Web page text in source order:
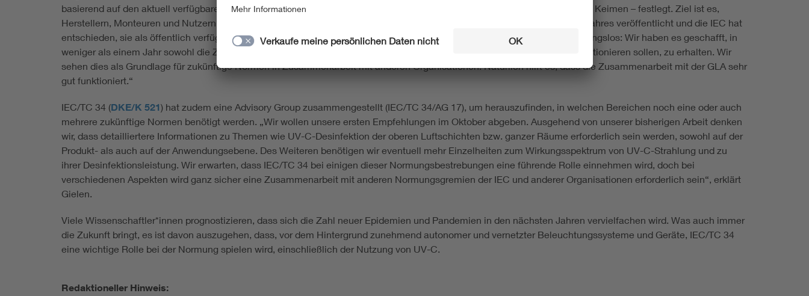
basierend auf den aktuell verfügbaren neuesten Informationen bezüglich der Verwendung von UV-C-Licht zur Abtötung von Keimen – festlegt. Ziel ist es,
Herstellern, Monteuren und Nutzern zu helfen, die Geräte sicher einzusetzen. Die GLA hat die Empfehlung im Mai letzten Jahres veröffentlicht und die IEC hat
entschieden, sie als öffentlich verfügbare Spezifikation zu übernehmen. Der Annahmeprozess verlief sehr schnell und reibungslos: Wir haben es geschafft, in
weniger als einem Jahr sowohl die Zustimmung von Seiten der GLA als auch der IEC bezüglich der PAS und wie wir sie positionieren sollen, zu erhalten. Wir
sehen dies als Grundlage für zukünftige Normen in Zusammenarbeit mit anderen Organisationen. Natürlich hilft es, dass die Zusammenarbeit mit der GLA sehr
gut funktioniert.“
IEC/TC 34 (DKE/K 521) hat zudem eine Advisory Group zusammengestellt (IEC/TC 34/AG 17), um herauszufinden, in welchen Bereichen noch eine oder auch
mehrere zukünftige Normen benötigt werden. „Wir wollen unsere ersten Empfehlungen im Oktober abgeben. Ausgehend von unserer bisherigen Arbeit denken
wir, dass detailliertere Informationen zu Themen wie UV-C-Desinfektion der oberen Luftschichten bzw. ganzer Räume erforderlich sein werden, sowohl auf der
Produkt- als auch auf der Anwendungsebene. Des Weiteren benötigen wir eventuell mehr Einzelheiten zum Wirkungsspektrum von UV-C-Strahlung und zu
ihrer Desinfektionsleistung. Wir erwarten, dass IEC/TC 34 bei einigen dieser Normungsbestrebungen eine führende Rolle einnehmen wird, doch bei
verschiedenen Aspekten wird ganz sicher eine Zusammenarbeit mit anderen Normungsgremien der IEC und anderer Organisationen erforderlich sein“, erklärt
Gielen.
Viele Wissenschaftler*innen prognostizieren, dass sich die Zahl neuer Epidemien und Pandemien in den nächsten Jahren vervielfachen wird. Was auch immer
die Zukunft bringt, es ist davon auszugehen, dass, vor dem Hintergrund zunehmend autonomer und vernetzter Beleuchtungssysteme und Geräte, IEC/TC 34
eine wichtige Rolle bei der Normung spielen wird, einschließlich der Nutzung von UV-C.
Redaktioneller Hinweis: